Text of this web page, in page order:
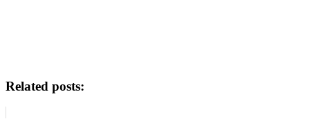
Related posts: